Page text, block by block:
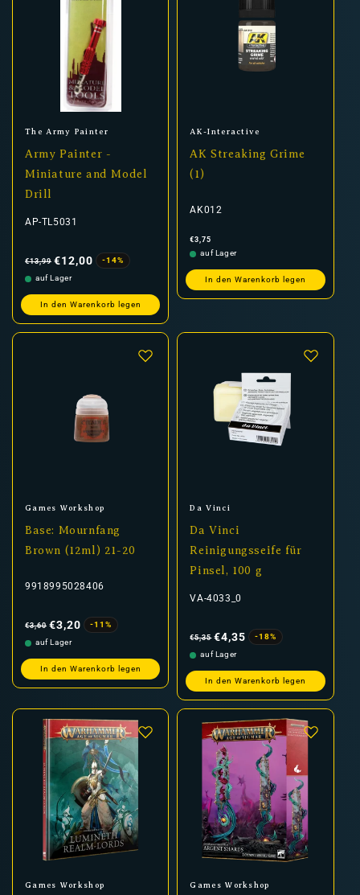
Anbieter:
The Army Painter
Army Painter -
Miniature and Model
Drill
AP-TL5031
Preis
€13,99 €12,00
-14%
auf Lager
In den Warenkorb legen
Anbieter:
AK-Interactive
AK Streaking Grime
(1)
AK012
Normaler
Preis
€3,75
auf Lager
In den Warenkorb legen
Anbieter:
Games Workshop
Base: Mournfang
Brown (12ml) 21-20
9918995028406
Preis
€3,60 €3,20
-11%
auf Lager
In den Warenkorb legen
Anbieter:
Da Vinci
Da Vinci
Reinigungsseife für
Pinsel, 100 g
VA-4033_0
Preis
€5,35 €4,35
-18%
auf Lager
In den Warenkorb legen
Anbieter:
Games Workshop Anbieter:
Games Workshop